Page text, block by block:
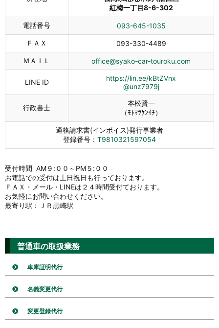
紅梅一丁目8-6-302
電話番号 093-645-1035
ＦＡＸ 093-330-4489
ＭＡＩＬ office@syako-car-touroku.com
LINE ID
https://lin.ee/kBtZVnx
@unz7979j
行政書士
本松賢一
（ﾓﾄﾏﾂｹﾝｲﾁ）
適格請求書(インボイス)発行事業者
登録番号： T9810321597054
受付時間 AM９:００～PM５:００
お電話での受付は土日祝日も行っております。
ＦＡＸ・メール・LINEは２４時間受付ております。
お気軽にお問い合わせください。
最寄り駅：ＪＲ黒崎駅
普通車の取扱業務
車庫証明代行
名義変更代行
変更登録代行